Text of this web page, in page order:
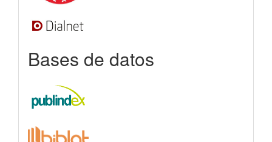
Bases de datos